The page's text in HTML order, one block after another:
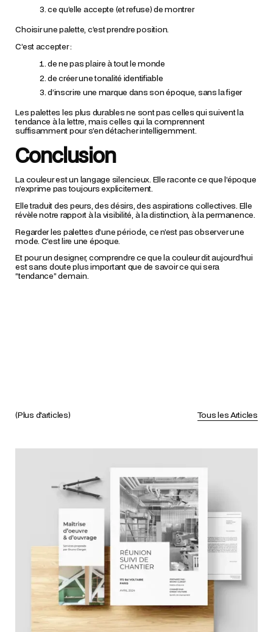
ce qu’elle accepte (et refuse) de montrer
Choisir une palette, c’est prendre position.
C’est accepter :
de ne pas plaire à tout le monde
de créer une tonalité identifiable
d’inscrire une marque dans son époque, sans la figer
Les palettes les plus durables ne sont pas celles qui suivent la
tendance à la lettre, mais celles qui la comprennent
suffisamment pour s’en détacher intelligemment.
Conclusion
La couleur est un langage silencieux. Elle raconte ce que l’époque
n’exprime pas toujours explicitement.
Elle traduit des peurs, des désirs, des aspirations collectives. Elle
révèle notre rapport à la visibilité, à la distinction, à la permanence.
Regarder les palettes d’une période, ce n’est pas observer une
mode. C’est lire une époque.
Et pour un designer, comprendre ce que la couleur dit aujourd’hui
est sans doute plus important que de savoir ce qui sera
“tendance” demain.
(Plus d'articles) Tous les Articles